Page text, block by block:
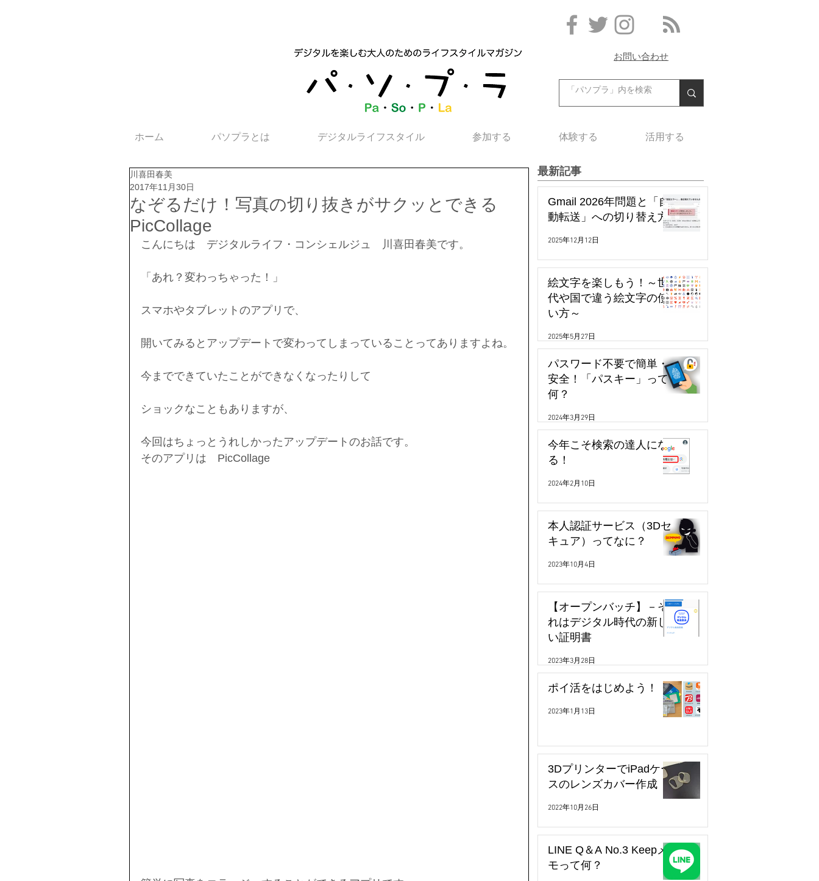
お問い合わせ
ホーム パソプラとは デジタルライフスタイル 参加する 体験する 活用する
なぞるだけ！写真の切り抜きがサクッとできる
PicCollage
川喜田春美
2017年11月30日
こんにちは　デジタルライフ・コンシェルジュ　川喜田春美です。
「あれ？変わっちゃった！」
スマホやタブレットのアプリで、
開いてみるとアップデートで変わってしまっていることってありますよね。
今までできていたことができなくなったりして
ショックなこともありますが、
今回はちょっとうれしかったアップデートのお話です。
そのアプリは　PicCollage
最新記事
Gmail 2026年問題と「自
動転送」への切り替え方
2025年12月12日
絵文字を楽しもう！～世
代や国で違う絵文字の使
い方～
2025年5月27日
パスワード不要で簡単・
安全！「パスキー」って
何？
2024年3月29日
今年こそ検索の達人にな
る！
2024年2月10日
本人認証サービス（3Dセ
キュア）ってなに？
2023年10月4日
【オープンバッチ】－そ
れはデジタル時代の新し
い証明書
2023年3月28日
ポイ活をはじめよう！
2023年1月13日
3DプリンターでiPadケー
スのレンズカバー作成
2022年10月26日
LINE Q＆A No.3 Keepメ
モって何？